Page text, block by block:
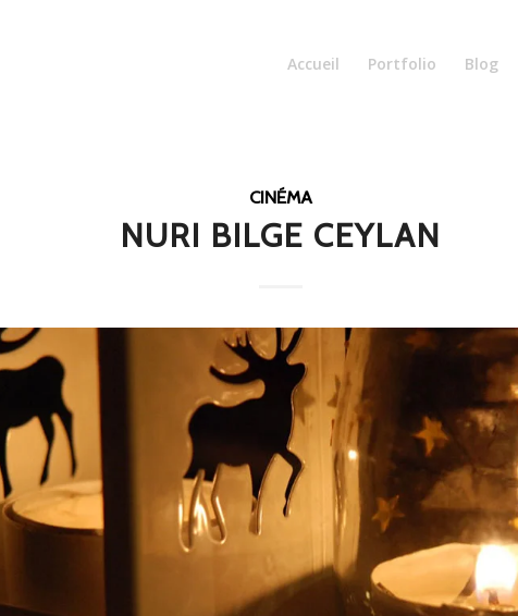
Accueil Portfolio Blog
CINÉMA
NURI BILGE CEYLAN